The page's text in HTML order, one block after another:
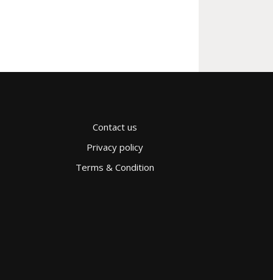
Contact us
Privacy policy
Terms & Condition